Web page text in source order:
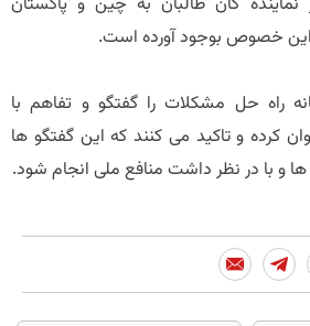
این خصوص بوجود آورده است.
راه حل مشکلات را گفتگو و تفاهم با
کرده و تاکید می کنند که این گفتگو ها
ها و با در نظر داشت منافع ملی انجام شود.